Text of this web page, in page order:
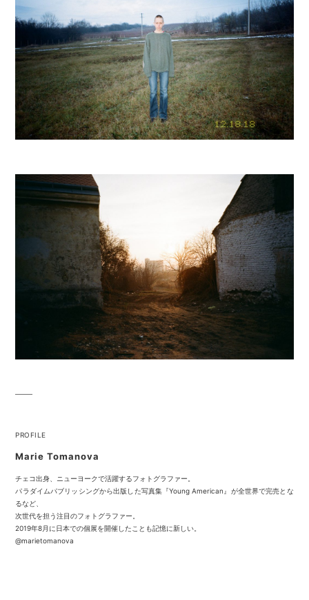
PROFILE
Marie Tomanova
チェコ出身、ニューヨークで活躍するフォトグラファー。
パラダイムパブリッシングから出版した写真集『Young American』が全世界で完売とな
るなど、
次世代を担う注目のフォトグラファー。
2019年8月に日本での個展を開催したことも記憶に新しい。
@marietomanova